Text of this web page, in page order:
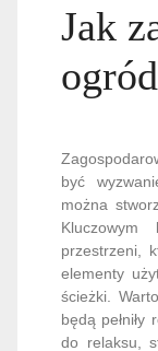
Jak
być
można
Kluczowym
przestrzeni,
elementy
ścieżki.
będą
do relaksu,